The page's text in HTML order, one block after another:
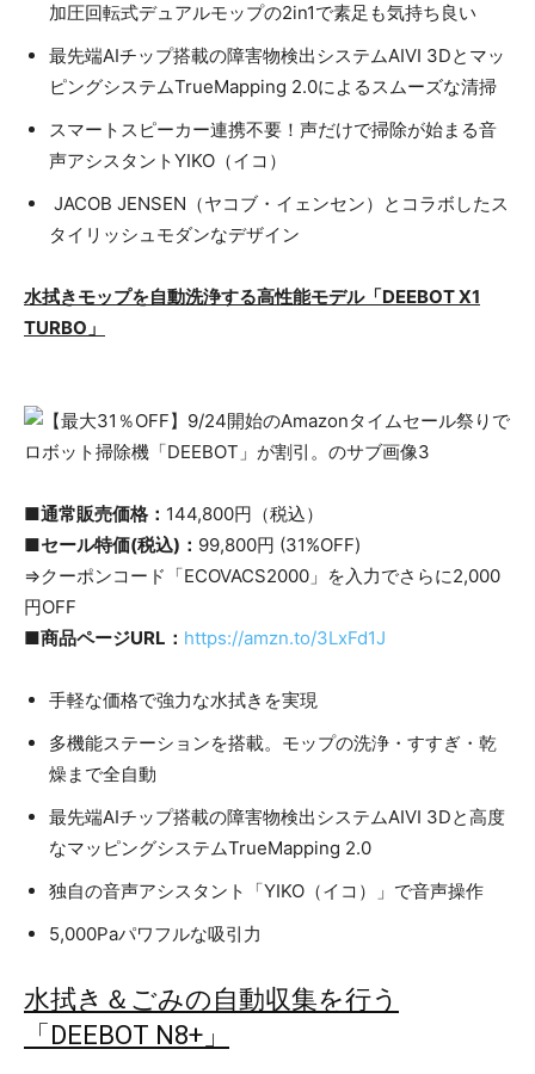
加圧回転式デュアルモップの2in1で素足も気持ち良い
最先端AIチップ搭載の障害物検出システムAIVI 3Dとマッ
ピングシステムTrueMapping 2.0によるスムーズな清掃
スマートスピーカー連携不要！声だけで掃除が始まる音
声アシスタントYIKO（イコ）
JACOB JENSEN（ヤコブ・イェンセン）とコラボしたス
タイリッシュモダンなデザイン
水拭きモップを自動洗浄する高性能モデル「DEEBOT X1
TURBO」
■通常販売価格： 144,800円（税込）
■セール特価(税込)： 99,800円 (31%OFF)
⇒クーポンコード「ECOVACS2000」を入力でさらに2,000
円OFF
■商品ページURL： https://amzn.to/3LxFd1J
手軽な価格で強力な水拭きを実現
多機能ステーションを搭載。モップの洗浄・すすぎ・乾
燥まで全自動
最先端AIチップ搭載の障害物検出システムAIVI 3Dと高度
なマッピングシステムTrueMapping 2.0
独自の音声アシスタント「YIKO（イコ）」で音声操作
5,000Paパワフルな吸引力
水拭き＆ごみの自動収集を行う
「DEEBOT N8+」